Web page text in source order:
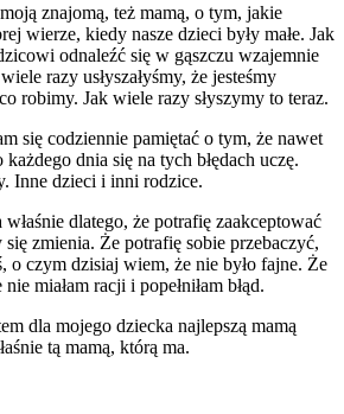
znajomą, też mamą, o tym, jakie
wierze, kiedy nasze dzieci były małe. Jak
odnaleźć się w gąszczu wzajemnie
razy usłyszałyśmy, że jesteśmy
robimy. Jak wiele razy słyszymy to teraz.
się codziennie pamiętać o tym, że nawet
każdego dnia się na tych błędach uczę.
Inne dzieci i inni rodzice.
dlatego, że potrafię zaakceptować
zmienia. Że potrafię sobie przebaczyć,
o czym dzisiaj wiem, że nie było fajne. Że
miałam racji i popełniłam błąd.
dla mojego dziecka najlepszą mamą
tą mamą, którą ma.